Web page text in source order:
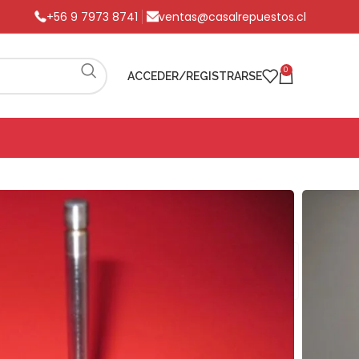
+56 9 7973 8741 ventas@casalrepuestos.cl
ACCEDER/REGISTRARSE 0
– UTB 530/
– UTB 530/